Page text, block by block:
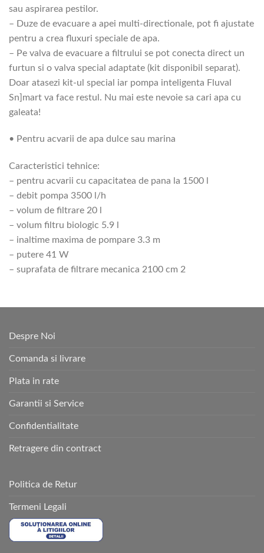
sau aspirarea pestilor.
– Duze de evacuare a apei multi-directionale, pot fi ajustate
pentru a crea fluxuri speciale de apa.
– Pe valva de evacuare a filtrului se pot conecta direct un
furtun si o valva special adaptate (kit disponibil separat).
Doar atasezi kit-ul special iar pompa inteligenta Fluval
Sn]mart va face restul. Nu mai este nevoie sa cari apa cu
galeata!
• Pentru acvarii de apa dulce sau marina
Caracteristici tehnice:
– pentru acvarii cu capacitatea de pana la 1500 l
– debit pompa 3500 l/h
– volum de filtrare 20 l
– volum filtru biologic 5.9 l
– inaltime maxima de pompare 3.3 m
– putere 41 W
– suprafata de filtrare mecanica 2100 cm 2
Despre Noi
Comanda si livrare
Plata in rate
Garantii si Service
Confidentialitate
Retragere din contract
Politica de Retur
Termeni Legali